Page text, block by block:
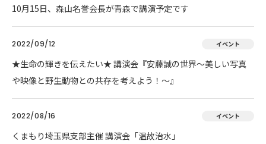
10月15日、森山名誉会長が青森で講演予定です
2022/09/12 イベント
★生命の輝きを伝えたい★ 講演会『安藤誠の世界～美しい写真
や映像と野生動物との共存を考えよう！～』
2022/08/16 イベント
くまもり埼玉県支部主催 講演会「温故治水」